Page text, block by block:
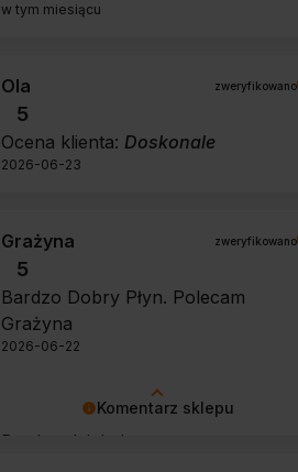
w tym miesiącu
Ola zweryfikowano
5
Ocena klienta: Doskonale
2026-06-23
Komentarz sklepu
Bardzo dziękujemy za pozytywną
Grażyna zweryfikowano
5
Bardzo Dobry Płyn. Polecam
Grażyna
2026-06-22